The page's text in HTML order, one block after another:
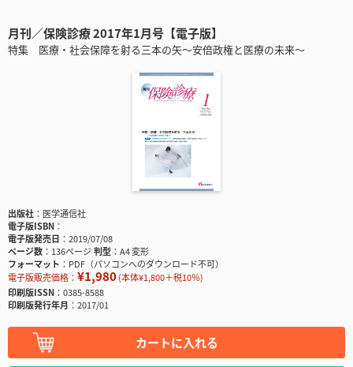
月刊／保険診療 2017年1月号【電子版】
特集 医療・社会保障を射る三本の矢～安倍政権と医療の未来～
出版社
医学通信社
電子版ISBN
電子版発売日
2019/07/08
ページ数
136ページ判型
A4 変形
フォーマット
PDF（パソコンへのダウンロード不可）
電子版販売価格： ¥1,980(本体¥1,800＋税10％)
印刷版ISSN
0385-8588
印刷版発行年月
2017/01
カートに入れる